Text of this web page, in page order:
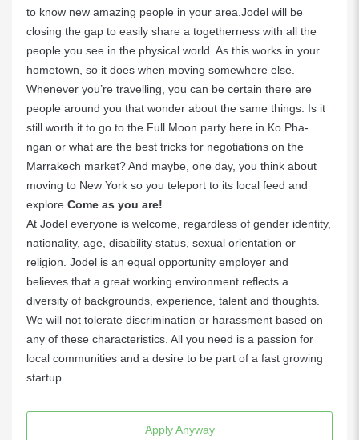
to know new amazing people in your area.Jodel will be
closing the gap to easily share a togetherness with all the
people you see in the physical world. As this works in your
hometown, so it does when moving somewhere else.
Whenever you’re travelling, you can be certain there are
people around you that wonder about the same things. Is it
still worth it to go to the Full Moon party here in Ko Pha-
ngan or what are the best tricks for negotiations on the
Marrakech market? And maybe, one day, you think about
moving to New York so you teleport to its local feed and
explore. Come as you are!
At Jodel everyone is welcome, regardless of gender identity,
nationality, age, disability status, sexual orientation or
religion. Jodel is an equal opportunity employer and
believes that a great working environment reflects a
diversity of backgrounds, experience, talent and thoughts.
We will not tolerate discrimination or harassment based on
any of these characteristics. All you need is a passion for
local communities and a desire to be part of a fast growing
startup.
Apply Anyway